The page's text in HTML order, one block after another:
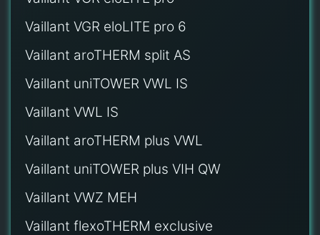
Vaillant VGR eloLITE pro 6
Vaillant aroTHERM split AS
Vaillant uniTOWER VWL IS
Vaillant VWL IS
Vaillant aroTHERM plus VWL
Vaillant uniTOWER plus VIH QW
Vaillant VWZ MEH
Vaillant flexoTHERM exclusive